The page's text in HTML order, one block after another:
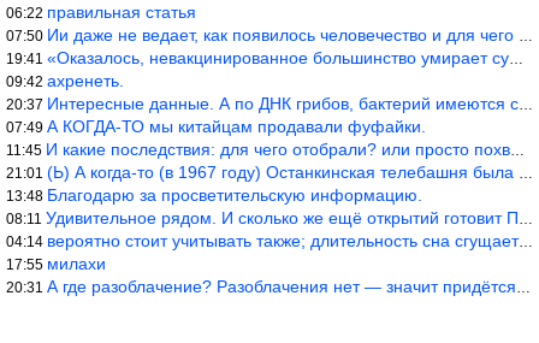
06:22 правильная статья
07:50 Ии даже не ведает, как появилось человечество и для чего оно сущ
19:41 «Оказалось, невакцинированное большинство умирает существенно ча
09:42 ахренеть.
20:37 Интересные данные. А по ДНК грибов, бактерий имеются сведения из
07:49 А КОГДА-ТО мы китайцам продавали фуфайки.
11:45 И какие последствия: для чего отобрали? или просто похвастались.
21:01 (Ь) А когда-то (в 1967 году) Останкинская телебашня была самым в
13:48 Благодарю за просветительскую информацию.
08:11 Удивительное рядом. И сколько же ещё открытий готовит Просвещень
04:14 вероятно стоит учитывать также; длительность сна сгущает кровото
17:55 милахи
20:31 А где разоблачение? Разоблачения нет — значит придётся принять к